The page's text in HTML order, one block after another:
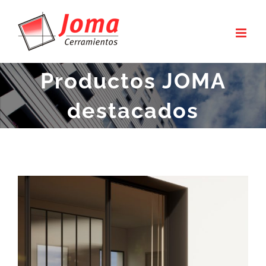
contenido
Productos JOMA
destacados